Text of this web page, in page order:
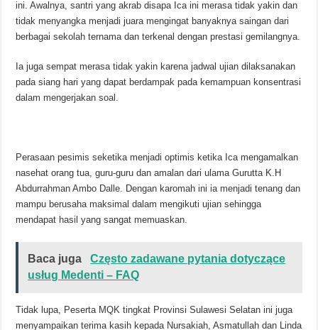
ini. Awalnya, santri yang akrab disapa Ica ini merasa tidak yakin dan
tidak menyangka menjadi juara mengingat banyaknya saingan dari
berbagai sekolah ternama dan terkenal dengan prestasi gemilangnya.
Ia juga sempat merasa tidak yakin karena jadwal ujian dilaksanakan
pada siang hari yang dapat berdampak pada kemampuan konsentrasi
dalam mengerjakan soal.
Perasaan pesimis seketika menjadi optimis ketika Ica mengamalkan
nasehat orang tua, guru-guru dan amalan dari ulama Gurutta K.H
Abdurrahman Ambo Dalle. Dengan karomah ini ia menjadi tenang dan
mampu berusaha maksimal dalam mengikuti ujian sehingga
mendapat hasil yang sangat memuaskan.
Baca juga
Często zadawane pytania dotyczące
usług Medenti – FAQ
Tidak lupa, Peserta MQK tingkat Provinsi Sulawesi Selatan ini juga
menyampaikan terima kasih kepada Nursakiah, Asmatullah dan Linda